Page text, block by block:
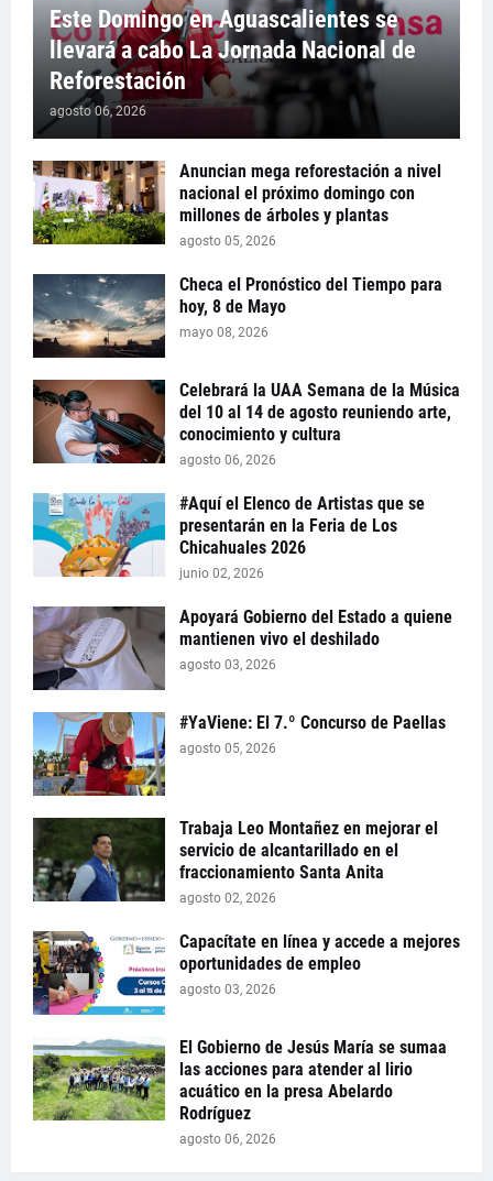
Este Domingo en Aguascalientes se
llevará a cabo La Jornada Nacional de
Reforestación
agosto 06, 2026
Anuncian mega reforestación a nivel
nacional el próximo domingo con
millones de árboles y plantas
agosto 05, 2026
Checa el Pronóstico del Tiempo para
hoy, 8 de Mayo
mayo 08, 2026
Celebrará la UAA Semana de la Música
del 10 al 14 de agosto reuniendo arte,
conocimiento y cultura
agosto 06, 2026
#Aquí el Elenco de Artistas que se
presentarán en la Feria de Los
Chicahuales 2026
junio 02, 2026
Apoyará Gobierno del Estado a quiene
mantienen vivo el deshilado
agosto 03, 2026
#YaViene: El 7.º Concurso de Paellas
agosto 05, 2026
Trabaja Leo Montañez en mejorar el
servicio de alcantarillado en el
fraccionamiento Santa Anita
agosto 02, 2026
Capacítate en línea y accede a mejores
oportunidades de empleo
agosto 03, 2026
El Gobierno de Jesús María se sumaa
las acciones para atender al lirio
acuático en la presa Abelardo
Rodríguez
agosto 06, 2026